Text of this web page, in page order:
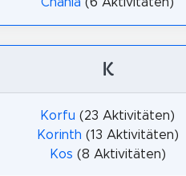
K
Korfu (23 Aktivitäten)
Korinth (13 Aktivitäten)
Kos (8 Aktivitäten)